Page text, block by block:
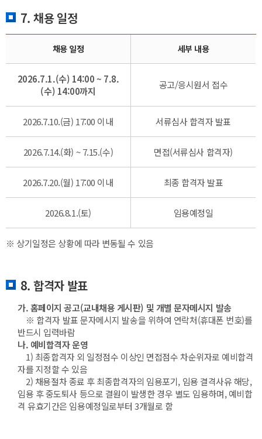
7. 채용 일정
채용 일정 세부 내용
2026.7.1.(수) 14:00 ~ 7.8.
(수) 14:00까지
공고/응시원서 접수
2026.7.10.(금) 17:00 이내 서류심사 합격자 발표
2026.7.14.(화) ~ 7.15.(수) 면접(서류심사 합격자)
2026.7.20.(월) 17:00 이내 최종 합격자 발표
2026.8.1.(토) 임용예정일
※ 상기일정은 상황에 따라 변동될 수 있음
8. 합격자 발표
가. 홈페이지 공고(교내채용 게시판) 및 개별 문자메시지 발송
※ 합격자 발표 문자메시지 발송을 위하여 연락처(휴대폰 번호)를
반드시 입력바람
나. 예비합격자 운영
1) 최종합격자 외 일정점수 이상인 면접점수 차순위자로 예비합격
자를 지정할 수 있음
2) 채용절차 종료 후 최종합격자의 임용포기, 임용 결격사유 해당,
임용 후 중도퇴사 등으로 결원이 발생한 경우 별도 임용하며, 예비합
격 유효기간은 임용예정일로부터 3개월로 함